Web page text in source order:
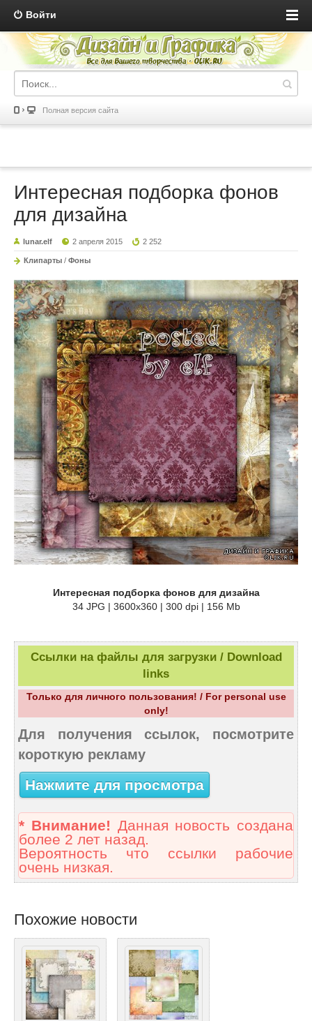
Войти
Полная версия сайта
Интересная подборка фонов
для дизайна
lunar.elf 2 апреля 2015 2 252
Клипарты / Фоны
Интересная подборка фонов для дизайна
34 JPG | 3600x360 | 300 dpi | 156 Mb
Ссылки на файлы для загрузки / Download
links
Только для личного пользования! / For personal use
only!
Для получения ссылок, посмотрите
короткую рекламу
Нажмите для просмотра
* Внимание! Данная новость создана
более 2 лет назад.
Вероятность что ссылки рабочие
очень низкая.
Похожие новости